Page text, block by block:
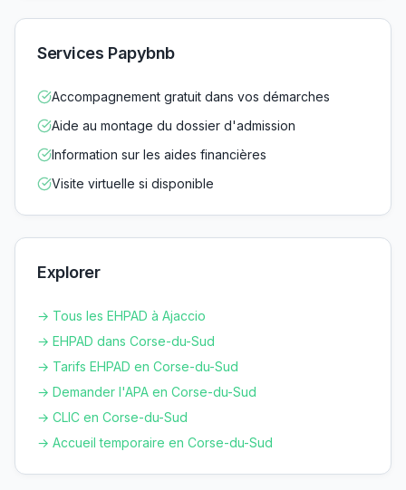
Services Papybnb
Accompagnement gratuit dans vos démarches
Aide au montage du dossier d'admission
Information sur les aides financières
Visite virtuelle si disponible
Explorer
→ Tous les EHPAD à Ajaccio
→ EHPAD dans Corse-du-Sud
→ Tarifs EHPAD en Corse-du-Sud
→ Demander l'APA en Corse-du-Sud
→ CLIC en Corse-du-Sud
→ Accueil temporaire en Corse-du-Sud